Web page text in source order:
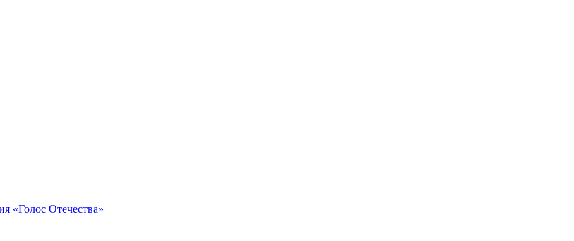
«Голос Отечества»